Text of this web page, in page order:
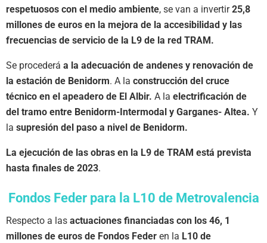
respetuosos con el medio ambiente, se van a invertir25,8
millones de euros en la mejora de la accesibilidad y las
frecuencias de servicio de la L9 de la red TRAM.
Se procederá a la adecuación de andenes y renovación de
la estación de Benidorm. A la construcción del cruce
técnico en el apeadero de El Albir. A la electrificación de
del tramo entre Benidorm-Intermodal y Garganes- Altea. Y
la supresión del paso a nivel de Benidorm.
La ejecución de las obras en la L9 de TRAM está prevista
hasta finales de 2023.
Fondos Feder para la L10 de Metrovalencia
Respecto a las actuaciones financiadas con los 46, 1
millones de euros de Fondos Feder en la L10 de